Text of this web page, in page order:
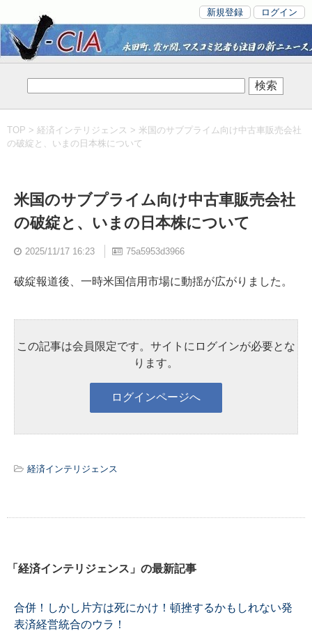
新規登録 ログイン
TOP > 経済インテリジェンス > 米国のサブプライム向け中古車販売会社
の破綻と、いまの日本株について
米国のサブプライム向け中古車販売会社
の破綻と、いまの日本株について
2025/11/17 16:23 75a5953d3966
破綻報道後、一時米国信用市場に動揺が広がりました。
この記事は会員限定です。サイトにログインが必要とな
ります。
経済インテリジェンス
「経済インテリジェンス」の最新記事
合併！しかし片方は死にかけ！頓挫するかもしれない発
表済経営統合のウラ！